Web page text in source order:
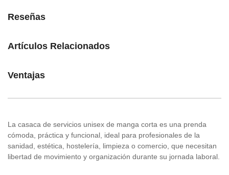
Reseñas
Artículos Relacionados
Ventajas
La casaca de servicios unisex de manga corta es una prenda
cómoda, práctica y funcional, ideal para profesionales de la
sanidad, estética, hostelería, limpieza o comercio, que necesitan
libertad de movimiento y organización durante su jornada laboral.